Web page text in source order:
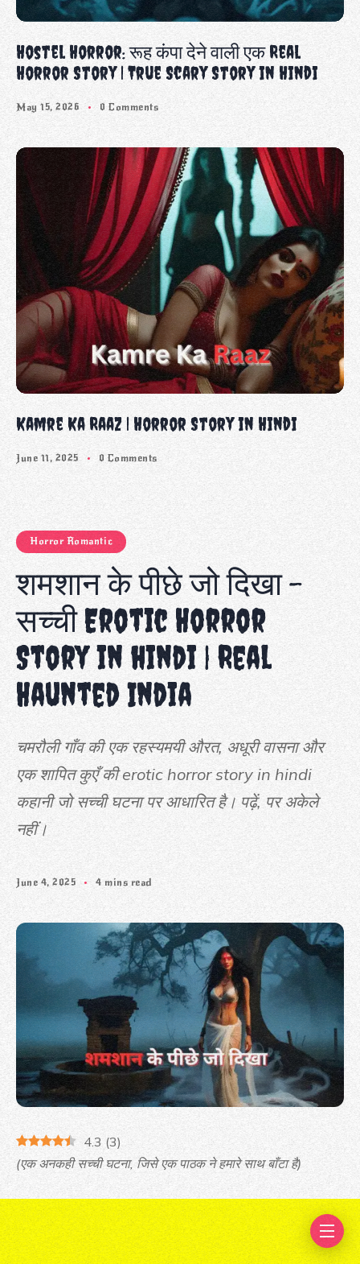
Hostel Horror: रूह कंपा देने वाली एक Real
Horror Story | True Scary Story in Hindi
May 15, 2026 0 Comments
Kamre Ka Raaz | Horror Story in Hindi
June 11, 2025 0 Comments
Horror Romantic
शमशान के पीछे जो दिखा –
सच्ची Erotic Horror
Story in hindi | Real
Haunted India
चमरौली गाँव की एक रहस्यमयी औरत, अधूरी वासना और
एक शापित कुएँ की erotic horror story in hindi
कहानी जो सच्ची घटना पर आधारित है। पढ़ें, पर अकेले
नहीं।
June 4, 2025 4 mins read
4.3 (3)
(एक अनकही सच्ची घटना, जिसे एक पाठक ने हमारे साथ बाँटा है)